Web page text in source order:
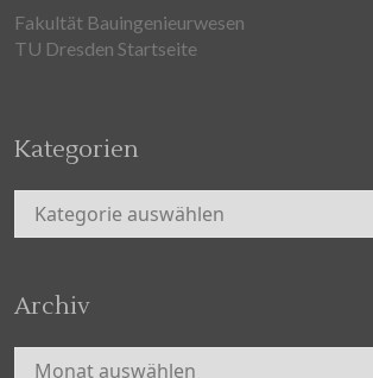
Fakultät Bauingenieurwesen
TU Dresden Startseite
Kategorien
Kategorien
Archiv
Archiv